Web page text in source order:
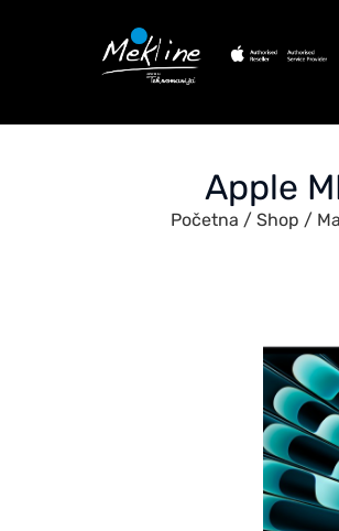
Apple
Početna / Shop /